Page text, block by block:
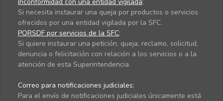
Si necesita instaurar una queja por productos o servicios
ofrecidos por una entidad vigilada por la SFC.
PQRSDF por servicios de la SFC:
Si quiere instaurar una petición, queja, reclamo, solicitud,
denuncia o felicitación con relación a los servicios o a la
atención de esta Superintendencia.
Correo para notificaciones judiciales:
Para el envío de notificaciones judiciales únicamente está